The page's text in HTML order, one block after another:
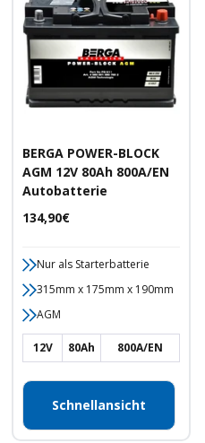
BERGA POWER-BLOCK
AGM 12V 80Ah 800A/EN
Autobatterie
Angebotspreis
134,90€
Nur als Starterbatterie
315mm x 175mm x 190mm
AGM
12V 80Ah 800A/EN
Schnellansicht